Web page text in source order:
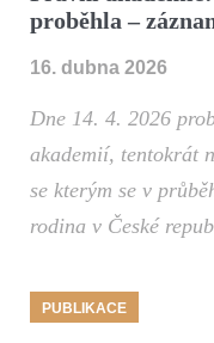
proběhla –
16. dubna 2026
Dne 14. 4. 2026
akademií, tentokrát
se kterým se v
rodina v České
PUBLIKACE